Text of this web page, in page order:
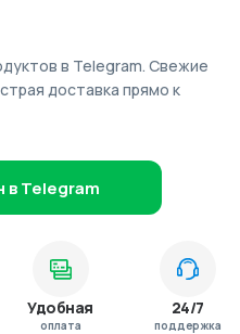
в Telegram. Свежие
доставка прямо к
в Telegram
Удобная
оплата
24/7
поддержка